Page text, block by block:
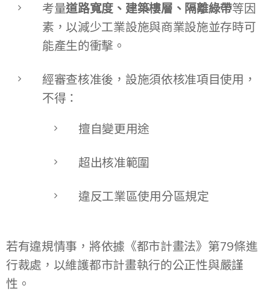
考量道路寬度、建築樓層、隔離綠帶等因
素，以減少工業設施與商業設施並存時可
能產生的衝擊。
經審查核准後，設施須依核准項目使用，
不得：
擅自變更用途
超出核准範圍
違反工業區使用分區規定
若有違規情事，將依據《都市計畫法》第79條進
行裁處，以維護都市計畫執行的公正性與嚴謹
性。